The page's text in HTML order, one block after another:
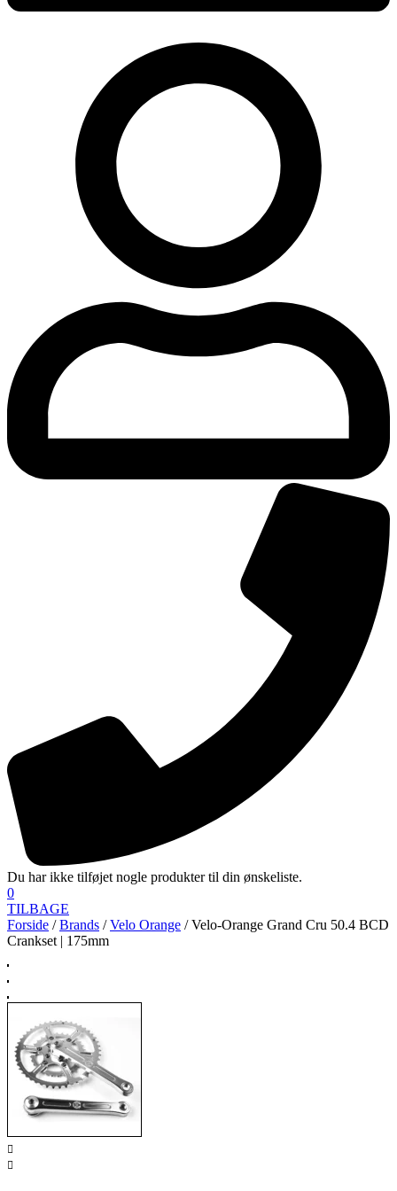
Du har ikke tilføjet nogle produkter til din ønskeliste.
0
TILBAGE
Forside /Brands /Velo Orange / Velo-Orange Grand Cru 50.4 BCD
Crankset | 175mm